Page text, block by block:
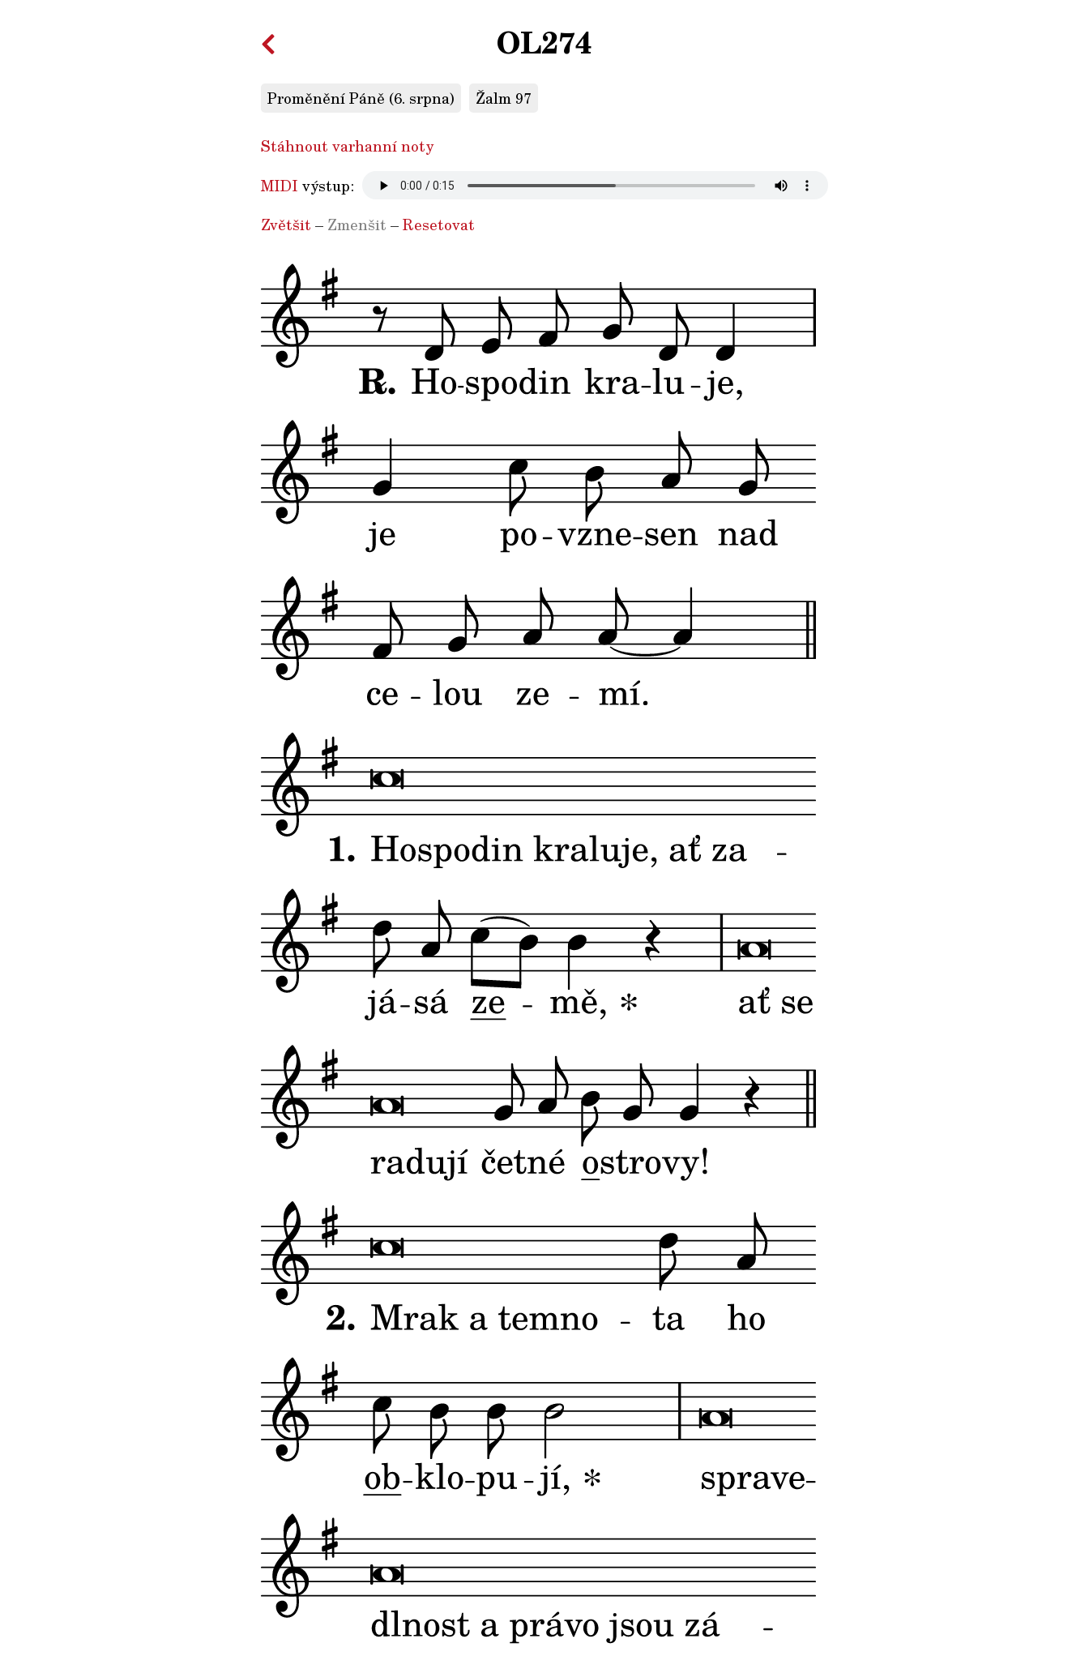
OL274
Proměnění Páně (6. srpna) Žalm 97
Stáhnout varhanní noty
MIDI výstup:
Zvětšit – Zmenšit –Resetovat